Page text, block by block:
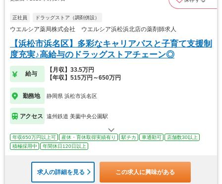
正社員 ドラッグストア（調剤併設）
ウエルシア薬局株式会社 ウエルシア浜松浜北店の薬剤師求人
【浜松市浜名区】多彩なキャリアパスと子育て支援制
度充実♪高給与のドラッグストアチェーン◎
給与
【月収】33.5万円
【年収】515万円～650万円
勤務地 静岡県 浜松市浜名区
アクセス 遠州鉄道 美薗中央公園駅
年収650万円以上可 産休・育休取得実績有り 駅チカ 車通勤可
店舗数30以上
積極採用中
年間休日120日以上
求人の詳細を見る この求人に興味がある